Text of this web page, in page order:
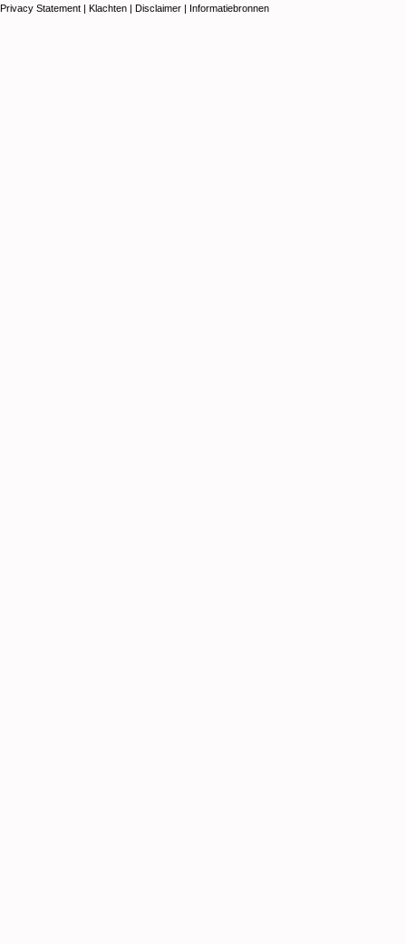
Privacy Statement | Klachten | Disclaimer | Informatiebronnen